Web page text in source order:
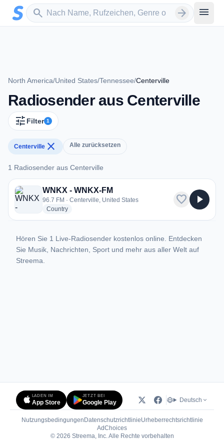
Zum Hauptinhalt springen
search
Sender suchen arrow_forward menu
North America/United States/Tennessee/Centerville
Radiosender aus Centerville
tune Filter 1
Centerville close Alle zurücksetzen
1 Radiosender aus Centerville
1 Radiosender aus Centerville
WNKX - WNKX-FM
96.7 FM · Centerville, United States
Countryradio stations
favorite play_arrow
Hören Sie 1 Live-Radiosender kostenlos online. Entdecken
Sie Musik, Nachrichten, Sport und mehr aus aller Welt auf
Streema.
LADEN IM
App Store
JETZT BEI
Google Play Deutsch
Nutzungsbedingungen DatenschutzrichtlinieUrheberrechtsrichtlinie
AdChoices(öffnet in neuem Tab)
© 2026 Streema, Inc. Alle Rechte vorbehalten